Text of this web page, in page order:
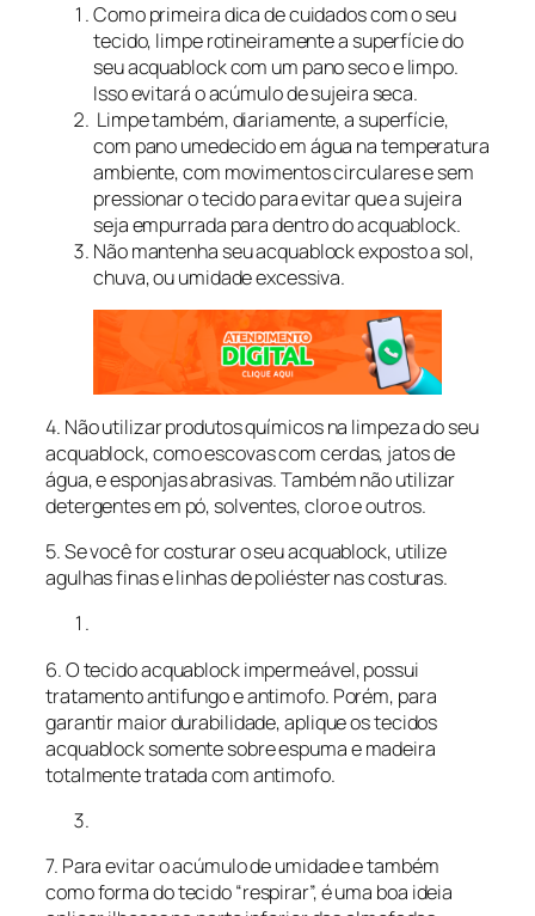
Como primeira dica de cuidados com o seu
tecido, limpe rotineiramente a superfície do
seu acquablock com um pano seco e limpo.
Isso evitará o acúmulo de sujeira seca.
Limpe também, diariamente, a superfície,
com pano umedecido em água na temperatura
ambiente, com movimentos circulares e sem
pressionar o tecido para evitar que a sujeira
seja empurrada para dentro do acquablock.
Não mantenha seu acquablock exposto a sol,
chuva, ou umidade excessiva.
4. Não utilizar produtos químicos na limpeza do seu
acquablock, como escovas com cerdas, jatos de
água, e esponjas abrasivas. Também não utilizar
detergentes em pó, solventes, cloro e outros.
5. Se você for costurar o seu acquablock, utilize
agulhas finas e linhas de poliéster nas costuras.
6. O tecido acquablock impermeável, possui
tratamento antifungo e antimofo. Porém, para
garantir maior durabilidade, aplique os tecidos
acquablock somente sobre espuma e madeira
totalmente tratada com antimofo.
7. Para evitar o acúmulo de umidade e também
como forma do tecido “respirar”, é uma boa ideia